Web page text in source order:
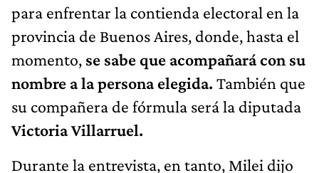
para enfrentar la contienda electoral en la
provincia de Buenos Aires, donde, hasta el
momento, se sabe que acompañará con su
nombre a la persona elegida. También que
su compañera de fórmula será la diputada
Victoria Villarruel.
Durante la entrevista, en tanto, Milei dijo